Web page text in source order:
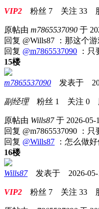
VIP2 粉丝 7 关注 33
原帖由 m7865537090 于
回复 @Wills87 ：那这个
回复 @m7865537090 ：
15楼
m7865537090 发表于
副经理粉丝 1 关注 0
原帖由 Wills87于 2026-05-
回复 @m7865537090 ：
回复 @Wills87 ：怎么做
16楼
Wills87发表于 2026-05-
VIP2 粉丝 7 关注 33